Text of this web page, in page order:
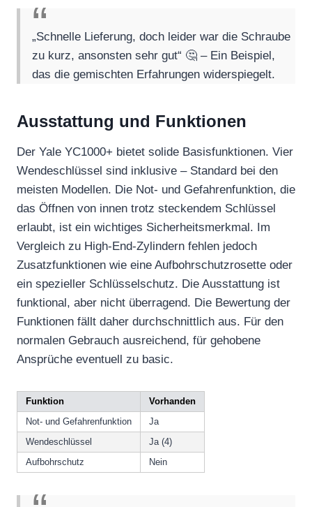
„Schnelle Lieferung, doch leider war die Schraube
zu kurz, ansonsten sehr gut“ 🤔 – Ein Beispiel,
das die gemischten Erfahrungen widerspiegelt.
Ausstattung und Funktionen
Der Yale YC1000+ bietet solide Basisfunktionen. Vier
Wendeschlüssel sind inklusive – Standard bei den
meisten Modellen. Die Not- und Gefahrenfunktion, die
das Öffnen von innen trotz steckendem Schlüssel
erlaubt, ist ein wichtiges Sicherheitsmerkmal. Im
Vergleich zu High-End-Zylindern fehlen jedoch
Zusatzfunktionen wie eine Aufbohrschutzrosette oder
ein spezieller Schlüsselschutz. Die Ausstattung ist
funktional, aber nicht überragend. Die Bewertung der
Funktionen fällt daher durchschnittlich aus. Für den
normalen Gebrauch ausreichend, für gehobene
Ansprüche eventuell zu basic.
Funktion
Vorhanden
Not- und Gefahrenfunktion
Ja
Wendeschlüssel
Ja (4)
Aufbohrschutz
Nein